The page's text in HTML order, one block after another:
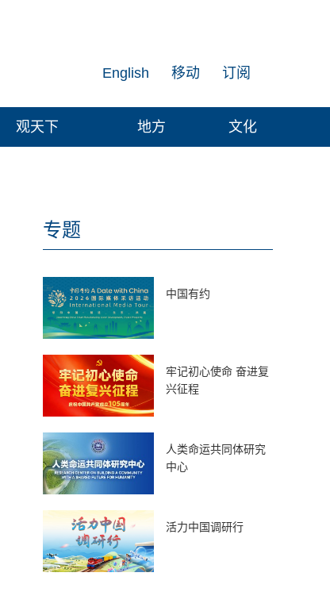
订阅
移动
English
观天下 地方 文化
专题
中国有约
牢记初心使命 奋进复
兴征程
人类命运共同体研究
中心
活力中国调研行